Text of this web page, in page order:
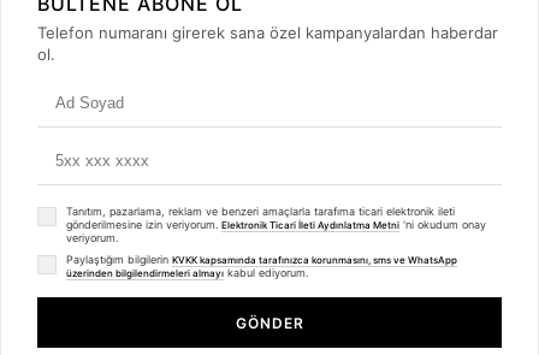
+90 (850) 473 08 08
© 2008 - 2026merterelektronik.com
- Tüm Hakları Saklıdır. Kredi kartı bilgileriniz 256bit SSL sertifikası ile
Whatsapp
Telefon numaranı girerek sana özel kampanyalardan haberdar
ol.
Tanıtım, pazarlama, reklam ve benzeri amaçlarla tarafıma ticari elektronik ileti
gönderilmesine izin veriyorum. Elektronik Ticari İleti Aydınlatma Metni 'ni okudum onay
veriyorum.
Paylaştığım bilgilerin KVKK kapsamında tarafınızca korunmasını, sms ve WhatsApp
üzerinden bilgilendirmeleri almayı kabul ediyorum.
GÖNDER